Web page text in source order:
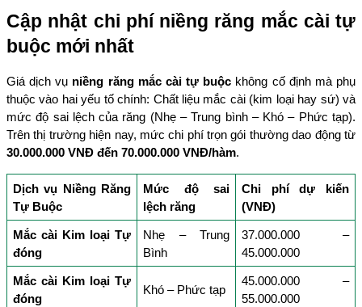
Cập nhật chi phí niềng răng mắc cài tự
buộc mới nhất
Giá dịch vụ niềng răng mắc cài tự buộc không cố định mà phụ
thuộc vào hai yếu tố chính: Chất liệu mắc cài (kim loại hay sứ) và
mức độ sai lệch của răng (Nhẹ – Trung bình – Khó – Phức tạp).
30.000.000 VNĐ đến 70.000.000 VNĐ/hàm.
Dịch vụ Niềng Răng
Tự Buộc
Mức độ sai
lệch răng
Chi phí dự kiến
(VNĐ)
Mắc cài Kim loại Tự
đóng
Nhẹ – Trung
Bình
37.000.000 –
45.000.000
Mắc cài Kim loại Tự
đóng
Khó – Phức tạp
45.000.000 –
55.000.000